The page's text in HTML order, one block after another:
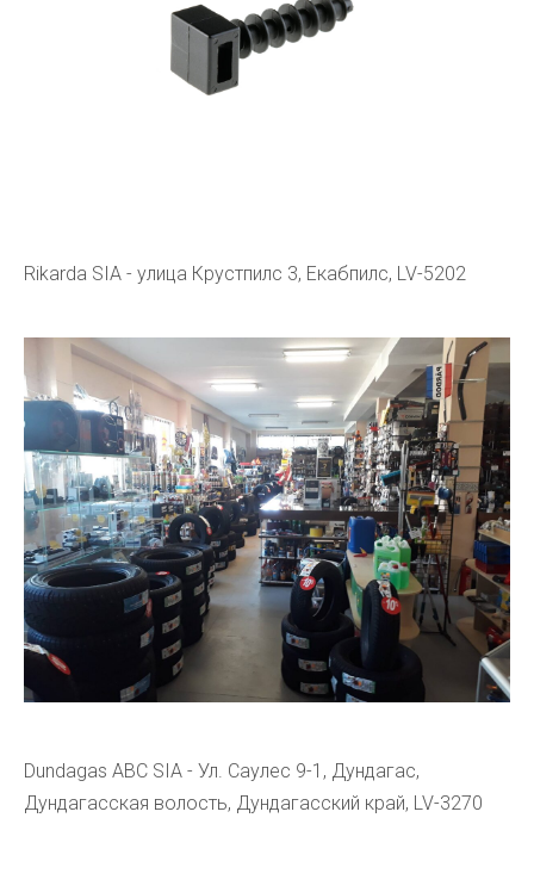
Rikarda SIA - улица Крустпилс 3, Екабпилс, LV-5202
Dundagas ABC SIA - Ул. Саулес 9-1, Дундагас,
Дундагасская волость, Дундагасский край, LV-3270